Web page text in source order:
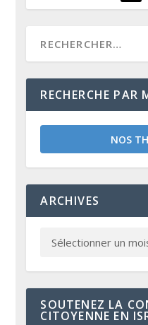
RECHERCHE PAR
NOS
ARCHIVES
SOUTENEZ LA
CITOYENNE EN